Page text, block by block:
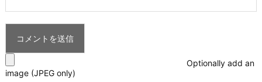
Optionally add an
image (JPEG only)